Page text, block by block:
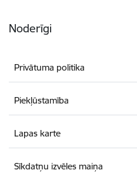
Noderīgi
Privātuma politika
Piekļūstamība
Lapas karte
Sīkdatņu izvēles maiņa